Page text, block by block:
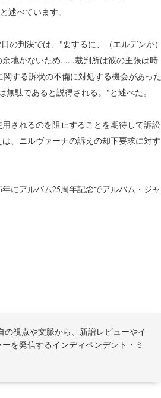
述べています。
の判決では、"要するに、（エルデンが）
地がないため......裁判所は彼の主張は時
する訴状の不備に対処する機会があった
駄であると説得される。"と述べた。
されるのを阻止することを期待して訴訟
、ニルヴァーナの訴えの却下要求に対す
にアルバム25周年記念でアルバム・ジャ
の視点や文脈から、新譜レビューやイ
を発信するインディペンデント・ミ